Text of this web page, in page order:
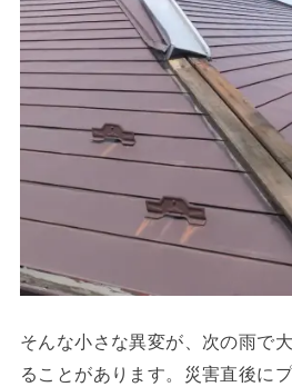
そんな小さな異変が、次の雨で
ることがあります。災害直後に